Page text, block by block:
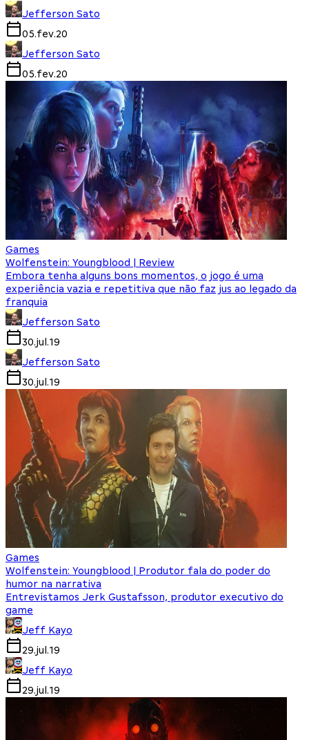
Jefferson Sato
05.fev.20
Jefferson Sato
05.fev.20
Games
Wolfenstein: Youngblood | Review
Embora tenha alguns bons momentos, o jogo é uma
experiência vazia e repetitiva que não faz jus ao legado da
franquia
Jefferson Sato
30.jul.19
Jefferson Sato
30.jul.19
Games
Wolfenstein: Youngblood | Produtor fala do poder do
humor na narrativa
Entrevistamos Jerk Gustafsson, produtor executivo do
game
Jeff Kayo
29.jul.19
Jeff Kayo
29.jul.19